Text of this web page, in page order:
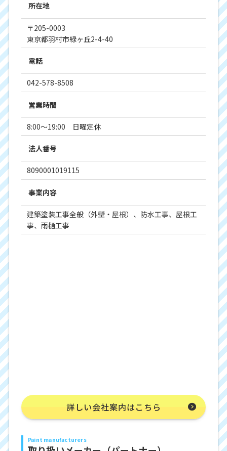
所在地
〒205-0003
東京都羽村市緑ヶ丘2-4-40
電話
042-578-8508
営業時間
8:00～19:00 日曜定休
法人番号
8090001019115
事業内容
建築塗装工事全般（外壁・屋根）、防水工事、屋根工
事、雨樋工事
詳しい会社案内はこちら
Paint manufacturers